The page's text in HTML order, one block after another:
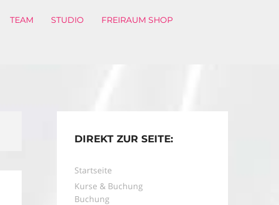
TEAM STUDIO FREIRAUM SHOP
DIREKT ZUR SEITE:
Startseite
Kurse & Buchung
Buchung